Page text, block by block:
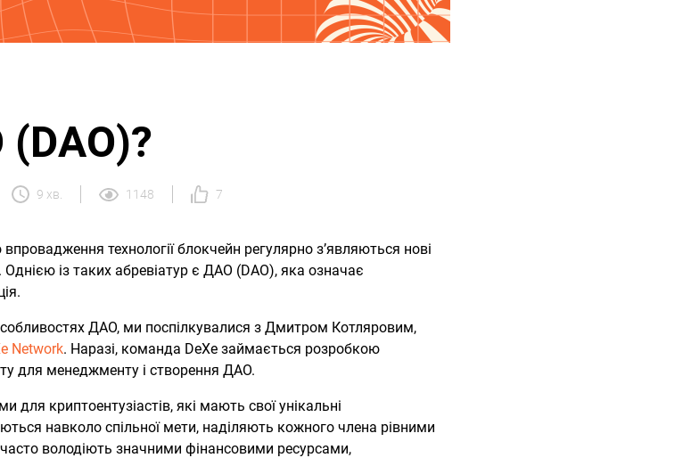
9 хв. 1148 7
технології блокчейн регулярно з’являються нові
із таких абревіатур є ДАО (DAO), яка означає
ДАО, ми поспілкувалися з Дмитром Котляровим,
Network. Наразі, команда DeXe займається розробкою
для менеджменту і створення ДАО.
для криптоентузіастів, які мають свої унікальні
навколо спільної мети, наділяють кожного члена рівними
володіють значними фінансовими ресурсами,